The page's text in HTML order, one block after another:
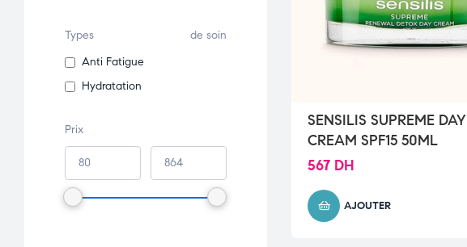
SENSILIS SUPREME DAY
CREAM SPF15 50ML
567 DH
AJOUTER
Types
de soin
Anti Fatigue
Hydratation
Prix